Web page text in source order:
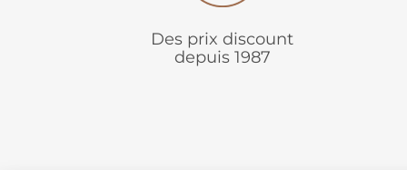
Des prix discount
depuis 1987